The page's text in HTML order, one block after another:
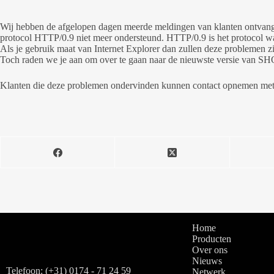
Wij hebben de afgelopen dagen meerde meldingen van klanten
protocol HTTP/0.9 niet meer ondersteund. HTTP/0.9 is het protocol
Als je gebruik maat van Internet Explorer dan zullen deze problemen
Toch raden we je aan om over te gaan naar de nieuwste versie van
Klanten die deze problemen ondervinden kunnen contact opnemen
Telefoon: (+31) 0174 - 71 24 59
Home
Producten
Over ons
Nieuws